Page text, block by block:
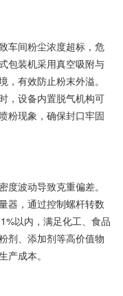
车间粉尘浓度超标，危
包装机采用真空吸附与
有效防止粉末外溢。
，设备内置脱气机构可
粉现象，确保封口牢固
波动导致克重偏差。
器，通过控制螺杆转数
以内，满足化工、食品
剂、添加剂等高价值物
产成本。